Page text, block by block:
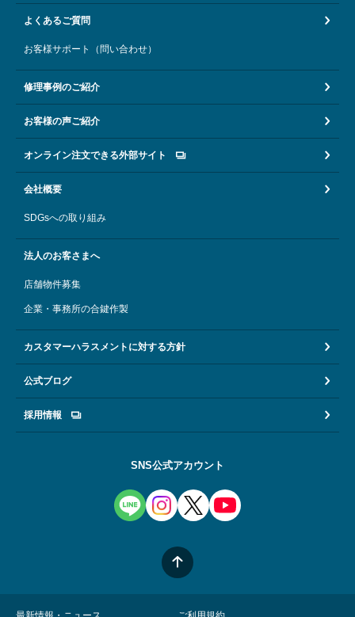
よくあるご質問
お客様サポート（問い合わせ）
修理事例のご紹介
お客様の声ご紹介
オンライン注文できる外部サイト
会社概要
SDGsへの取り組み
法人のお客さまへ
店舗物件募集
企業・事務所の合鍵作製
カスタマーハラスメントに対する方針
公式ブログ
採用情報
SNS公式アカウント